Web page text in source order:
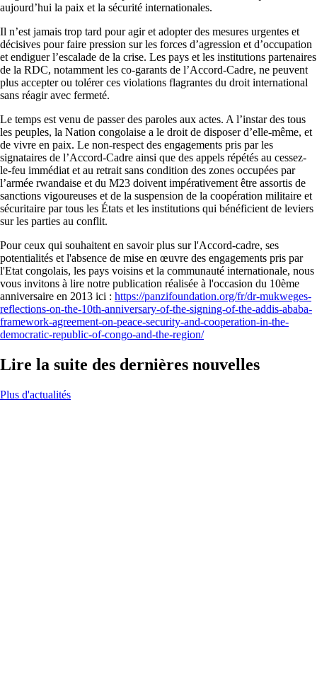
aujourd’hui la paix et la sécurité internationales.
Il n’est jamais trop tard pour agir et adopter des mesures urgentes et
décisives pour faire pression sur les forces d’agression et d’occupation
et endiguer l’escalade de la crise. Les pays et les institutions partenaires
de la RDC, notamment les co-garants de l’Accord-Cadre, ne peuvent
plus accepter ou tolérer ces violations flagrantes du droit international
sans réagir avec fermeté.
Le temps est venu de passer des paroles aux actes. A l’instar des tous
les peuples, la Nation congolaise a le droit de disposer d’elle-même, et
de vivre en paix. Le non-respect des engagements pris par les
signataires de l’Accord-Cadre ainsi que des appels répétés au cessez-
le-feu immédiat et au retrait sans condition des zones occupées par
l’armée rwandaise et du M23 doivent impérativement être assortis de
sanctions vigoureuses et de la suspension de la coopération militaire et
sécuritaire par tous les États et les institutions qui bénéficient de leviers
sur les parties au conflit.
Pour ceux qui souhaitent en savoir plus sur l'Accord-cadre, ses
potentialités et l'absence de mise en œuvre des engagements pris par
l'Etat congolais, les pays voisins et la communauté internationale, nous
vous invitons à lire notre publication réalisée à l'occasion du 10ème
anniversaire en 2013 ici : https://panzifoundation.org/fr/dr-mukweges-
reflections-on-the-10th-anniversary-of-the-signing-of-the-addis-ababa-
framework-agreement-on-peace-security-and-cooperation-in-the-
democratic-republic-of-congo-and-the-region/
Lire la suite des dernières nouvelles
Plus d'actualités